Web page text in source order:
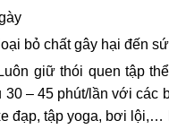
bỏ chất gây hại đến
giữ thói quen tập
30 – 45 phút/lần với các
đạp, tập yoga, bơi lội,…